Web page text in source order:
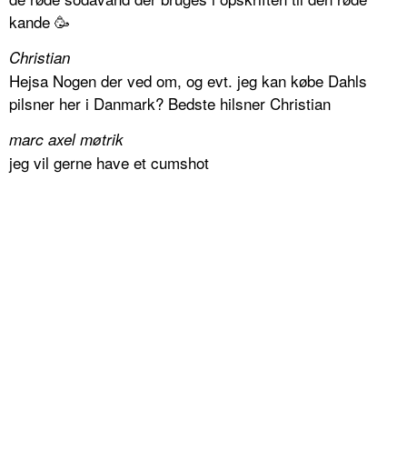
kande 🥳
Christian
Hejsa Nogen der ved om, og evt. jeg kan købe Dahls
pilsner her i Danmark? Bedste hilsner Christian
marc axel møtrik
jeg vil gerne have et cumshot